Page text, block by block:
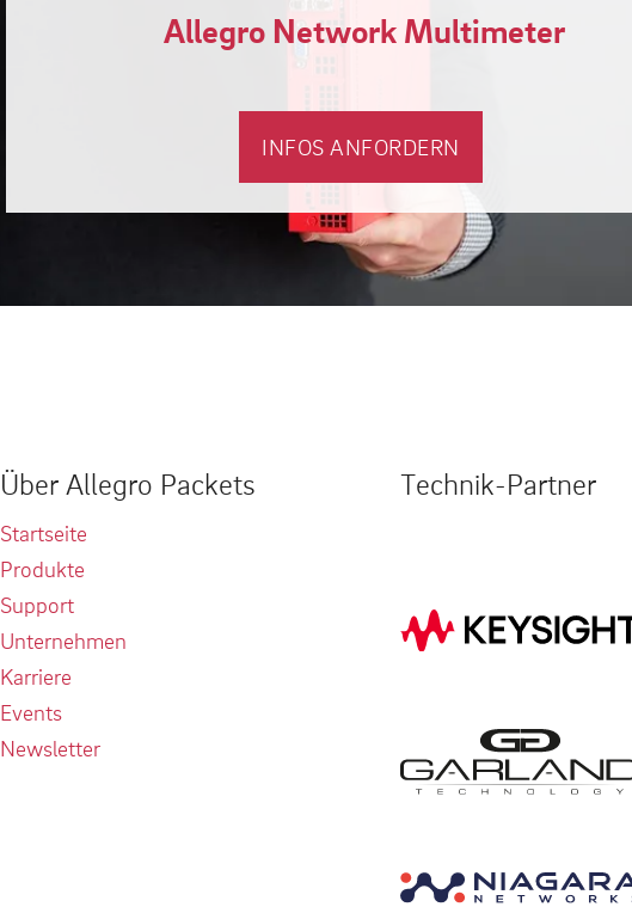
Allegro Network Multimeter
INFOS ANFORDERN
Über Allegro Packets
Startseite
Produkte
Support
Unternehmen
Karriere
Events
Newsletter
Technik-Partner